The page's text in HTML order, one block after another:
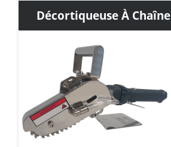
Décortiqueuse À Chaîne
ESSENTIEL